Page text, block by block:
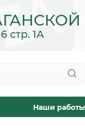
Наши работы